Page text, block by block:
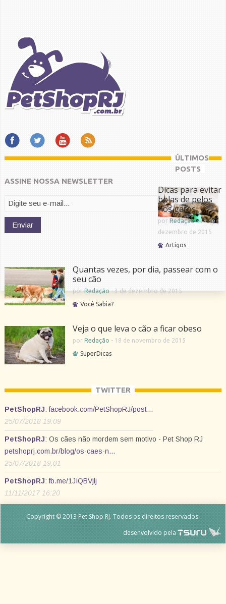
ASSINE NOSSA NEWSLETTER
ÚLTIMOS
POSTS
Dicas para evitar
bolas de pelos
nos gatos
por Redação-19 de
dezembro de 2015
Artigos
Quantas vezes, por dia, passear com o
seu cão
porRedação-3 de dezembro de 2015
Você Sabia?
Veja o que leva o cão a ficar obeso
por Redação - 18 de novembro de 2015
SuperDicas
TWITTER
PetShopRJ:facebook.com/PetShopRJ/post…
25/07/2018 19:09
PetShopRJ: Os cães não mordem sem motivo - Pet Shop RJ
petshoprj.com.br/blog/os-caes-n…
25/07/2018 19:01
PetShopRJ:fb.me/1JIQBVjlj
11/11/2017 16:20
Copyright © 2013 Pet Shop RJ. Todos os direitos reservados.
desenvolvido pela